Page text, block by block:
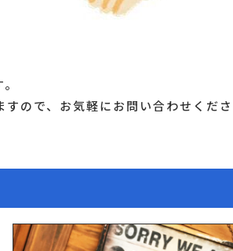
ので、お気軽にお問い合わせくださ